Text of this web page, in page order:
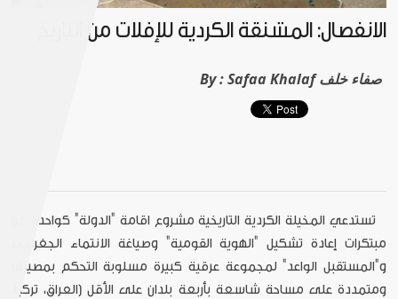
الانفصال: المشنقة الكردية للإفلات من التاريخ
By : Safaa Khalaf صفاء خلف
تستدعي المخيلة الكردية التاريخية مشروع اقامة "الدولة" كواحدة من
مبتكرات إعادة تشكيل "الهوية القومية" وصياغة الانتماء الجغرافي
و"المستقبل الواعد" لمجموعة عرقية كبيرة مسلوبة التحكم بمصيرها
ومتمددة على مساحة شاسعة بأربعة بلدان على الأقل (العراق، تركيا،